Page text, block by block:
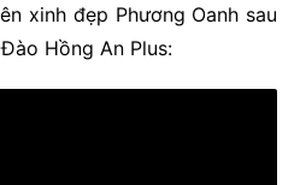
xinh đẹp Phương Oanh sau
Hồng An Plus: